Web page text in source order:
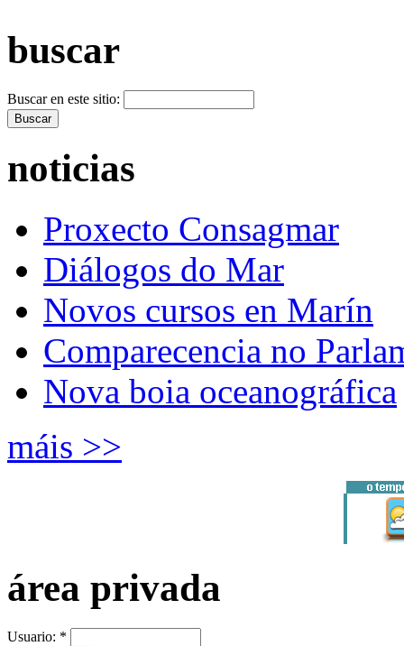
buscar
Buscar en este sitio:
noticias
Proxecto Consagmar
Diálogos do Mar
Novos cursos en Marín
Comparecencia no
Nova boia oceanográfica
máis >>
área privada
Usuario: *